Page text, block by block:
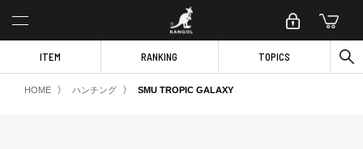
ITEM RANKING TOPICS
HOME 〉 ハンチング 〉 SMU TROPIC GALAXY